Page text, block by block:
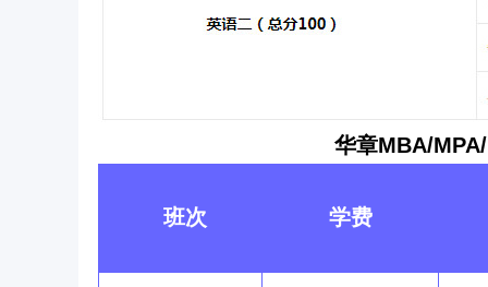
华章MBA/MPA
班次 学费